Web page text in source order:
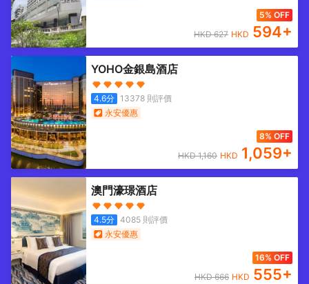
5% OFF
HKD627 HKD 594+
YOHO金銀島酒店
4.6分 13378則評價
永安優惠
8% OFF
HKD1,160 HKD 1,059+
澳門濠璟酒店
4.5分 4085則評價
永安優惠
16% OFF
HKD666 HKD 555+